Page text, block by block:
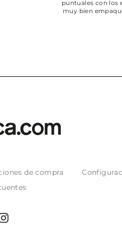
puntuales con los
muy bien
de compra